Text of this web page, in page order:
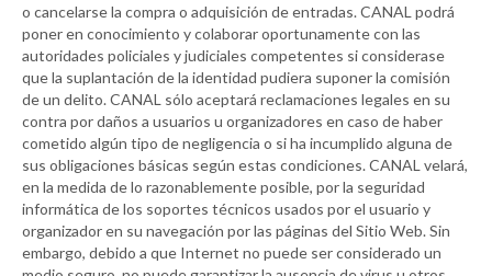
o cancelarse la compra o adquisición de entradas.CANAL podrá
poner en conocimiento y colaborar oportunamente con las
autoridades policiales y judiciales competentes si considerase
que la suplantación de la identidad pudiera suponer la comisión
de un delito.CANAL sólo aceptará reclamaciones legales en su
contra por daños a usuarios u organizadores en caso de haber
cometido algún tipo de negligencia o si ha incumplido alguna de
sus obligaciones básicas según estas condiciones.CANAL velará,
en la medida de lo razonablemente posible, por la seguridad
informática de los soportes técnicos usados por el usuario y
organizador en su navegación por las páginas del Sitio Web. Sin
embargo, debido a que Internet no puede ser considerado un